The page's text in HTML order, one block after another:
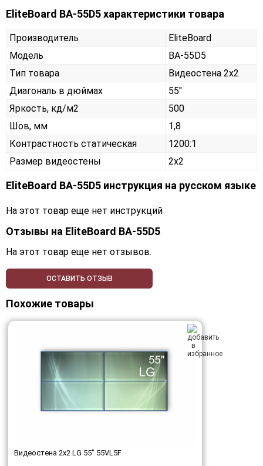
EliteBoard BA-55D5 характеристики товара
Производитель
EliteBoard
Модель
BA-55D5
Тип товара
Видеостена 2х2
Диагональ в дюймах
55"
Яркость, кд/м2
500
Шов, мм
1,8
Контрастность статическая
1200:1
Размер видеостены
2x2
EliteBoard BA-55D5 инструкция на русском языке
На этот товар еще нет инструкций
Отзывы на EliteBoard BA-55D5
На этот товар еще нет отзывов.
ОСТАВИТЬ ОТЗЫВ
Похожие товары
Видеостена 2x2 LG 55" 55VL5F